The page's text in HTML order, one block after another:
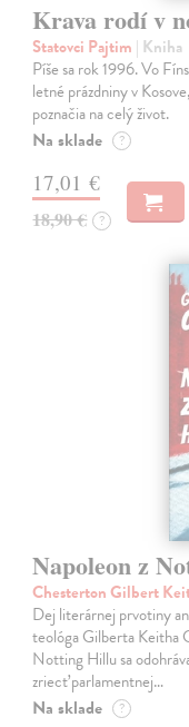
Krava rodí v
Statovci Pajtim | Kniha
Píše sa rok 1996. Vo
letné prázdniny v
poznačia na celý život.
Na sklade ?
17,01 €
18,90 € ?
Napoleon z
Chesterton Gilbert
Dej literárnej prvotiny
teológa Gilberta Keitha
Notting Hillu sa
zriecť parlamentnej…
Na sklade ?